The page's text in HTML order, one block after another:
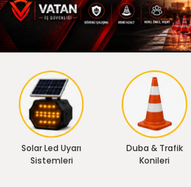
Solar Led Uyarı
Sistemleri
Duba & Trafik
Konileri